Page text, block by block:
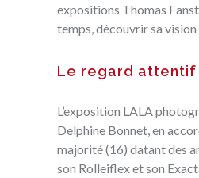
expositions Thomas
temps, découvrir sa vision
Le regard attentif
L’exposition LALA
Delphine Bonnet, en
majorité (16) datant des
son Rolleiflex et son